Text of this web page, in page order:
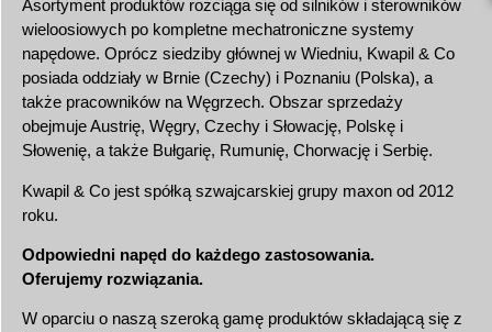
Asortyment produktów rozciąga się od silników i sterowników
wieloosiowych po kompletne mechatroniczne systemy
napędowe. Oprócz siedziby głównej w Wiedniu, Kwapil & Co
posiada oddziały w Brnie (Czechy) i Poznaniu (Polska), a
także pracowników na Węgrzech. Obszar sprzedaży
obejmuje Austrię, Węgry, Czechy i Słowację, Polskę i
Słowenię, a także Bułgarię, Rumunię, Chorwację i Serbię.
Kwapil & Co jest spółką szwajcarskiej grupy maxon od 2012
roku.
Odpowiedni napęd do każdego zastosowania.
Oferujemy rozwiązania.
W oparciu o naszą szeroką gamę produktów składającą się z